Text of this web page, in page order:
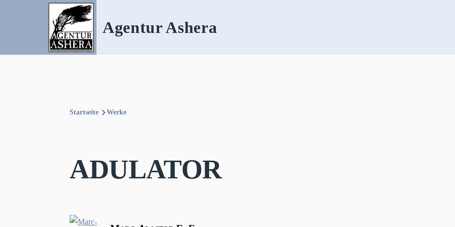
Direkt zum Inhalt
Agentur Ashera
Startseite Werke
ADULATOR